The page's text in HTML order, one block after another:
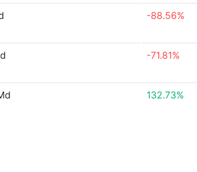
-88.56%
-71.81%
132.73%